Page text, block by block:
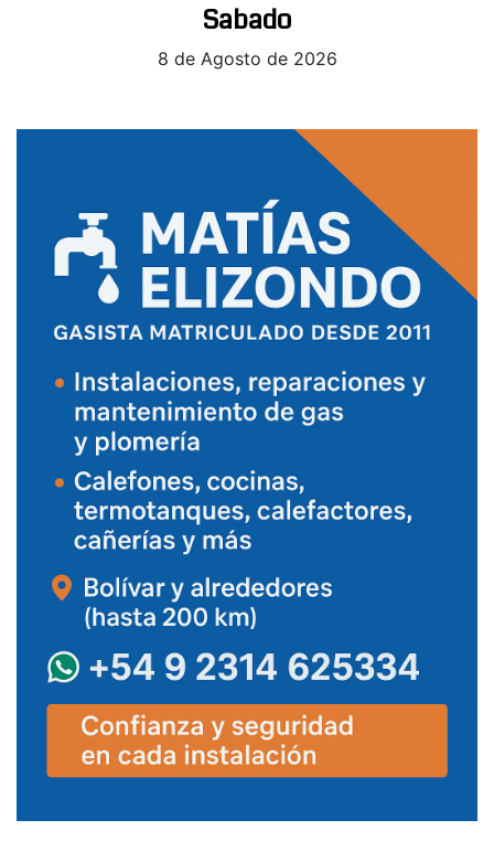
Sabado
8 de Agosto de 2026